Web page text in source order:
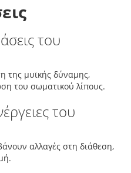
του
της μυϊκής δύναμης,
του σωματικού λίπους.
του
αλλαγές στη διάθεση,